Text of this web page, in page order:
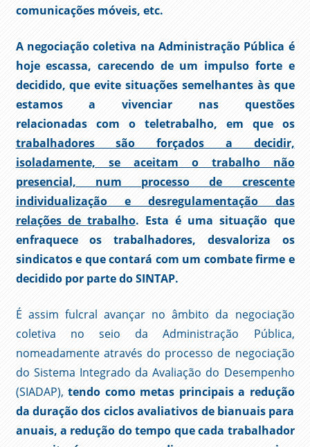
comunicações móveis, etc.
A negociação coletiva na Administração Pública é
hoje escassa, carecendo de um impulso forte e
decidido, que evite situações semelhantes às que
estamos a vivenciar nas questões
relacionadas com o teletrabalho, em que os
trabalhadores são forçados a decidir,
isoladamente, se aceitam o trabalho não
presencial, num processo de crescente
individualização e desregulamentação das
relações de trabalho. Esta é uma situação que
enfraquece os trabalhadores, desvaloriza os
sindicatos e que contará com um combate firme e
decidido por parte do SINTAP.
É assim fulcral avançar no âmbito da negociação
coletiva no seio da Administração Pública,
nomeadamente através do processo de negociação
do Sistema Integrado da Avaliação do Desempenho
(SIADAP), tendo como metas principais a redução
da duração dos ciclos avaliativos de bianuais para
anuais, a redução do tempo que cada trabalhador